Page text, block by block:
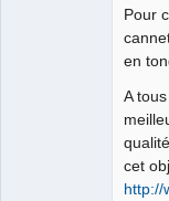
Pour
en
A
cet
http://